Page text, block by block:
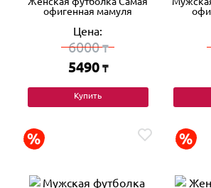
офигенная мамуля
Цена:
6000₸
5490 ₸
Купить